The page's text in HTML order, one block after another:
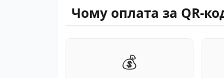
Чому оплата за QR-
💰